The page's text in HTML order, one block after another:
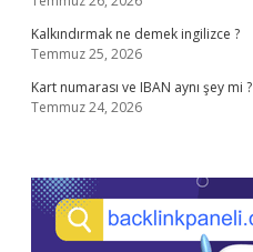
Kalkındırmak ne demek ingilizce ?
Temmuz 25, 2026
Kart numarası ve IBAN aynı şey mi ?
Temmuz 24, 2026